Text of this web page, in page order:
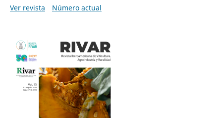
Ver revista
Número actual